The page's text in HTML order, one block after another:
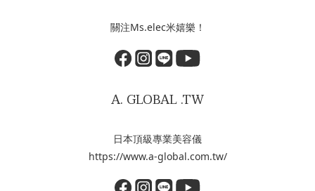
關注Ms.elec米嬉樂！
A. GLOBAL .TW
日本頂級專業美容儀
https://www.a-global.com.tw/